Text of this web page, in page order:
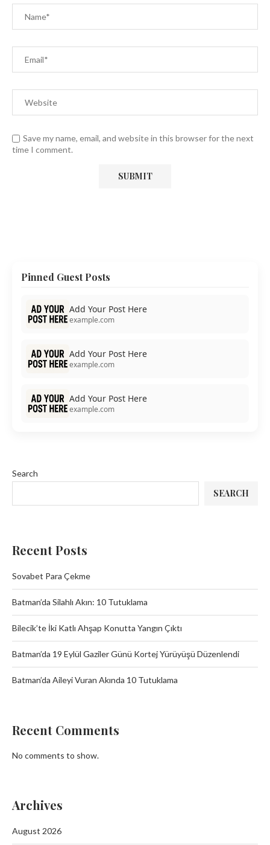
Save my name, email, and website in this browser for the next
time I comment.
Pinned Guest Posts
Add Your Post Here
example.com
Add Your Post Here
example.com
Add Your Post Here
example.com
Search
SEARCH
Recent Posts
Sovabet Para Çekme
Batman’da Silahlı Akın: 10 Tutuklama
Bilecik’te İki Katlı Ahşap Konutta Yangın Çıktı
Batman’da 19 Eylül Gaziler Günü Kortej Yürüyüşü Düzenlendi
Batman’da Aileyi Vuran Akında 10 Tutuklama
Recent Comments
No comments to show.
Archives
August 2026